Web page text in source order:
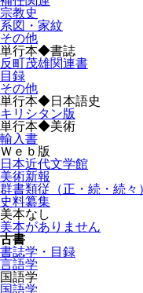
宗教史
系図・家紋
その他
単行本◆書誌
反町茂雄関連書
目録
その他
単行本◆日本語史
キリシタン版
単行本◆美術
輸入書
Ｗｅｂ版
日本近代文学館
美術新報
群書類従（正・続・続々
史料纂集
美本なし
美本がありません
古書
書誌学・目録
言語学
国語学
国語学